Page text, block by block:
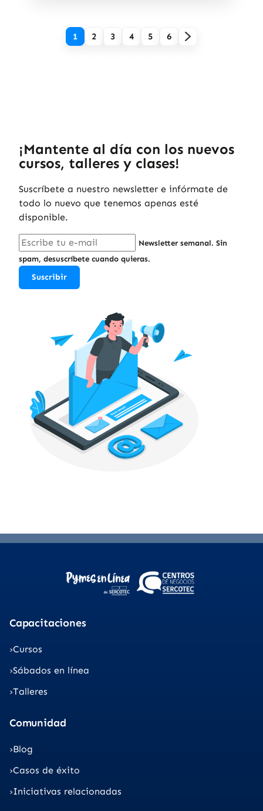
1 2 3 4 5 6
¡Mantente al día con los nuevos
cursos, talleres y clases!
Suscríbete a nuestro newsletter e infórmate de
todo lo nuevo que tenemos apenas esté
disponible.
Newsletter semanal. Sin
spam, desuscríbete cuando quieras.
Suscribir
Capacitaciones
Cursos
Sábados en línea
Talleres
Comunidad
Blog
Casos de éxito
Iniciativas relacionadas